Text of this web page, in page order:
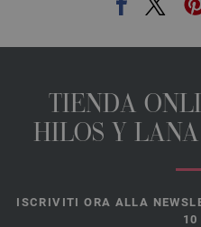
TIENDA
HILOS Y
ISCRIVITI ORA ALLA